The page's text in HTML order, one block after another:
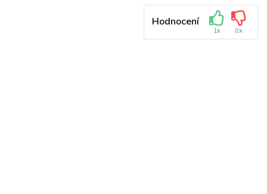
Hodnocení
1x 0x